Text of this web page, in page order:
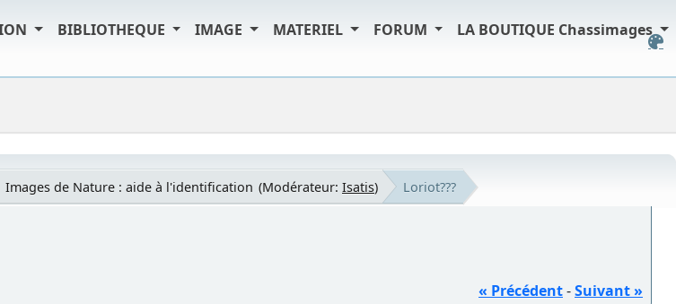
BIBLIOTHEQUE IMAGE MATERIEL FORUM LA BOUTIQUE Chassimages
Images de Nature : aide à l'identification (Modérateur: Isatis) Loriot???
« Précédent-Suivant »